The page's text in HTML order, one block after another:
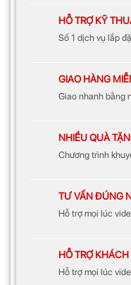
HỖ TRỢ KỸ
Số 1 dịch vụ lắp
GIAO HÀNG
Giao nhanh bằng
NHIỀU QUÀ
Chương trình
TƯ VẤN ĐÚNG
Hỗ trợ mọi lúc
HỖ TRỢ
Hỗ trợ mọi lúc